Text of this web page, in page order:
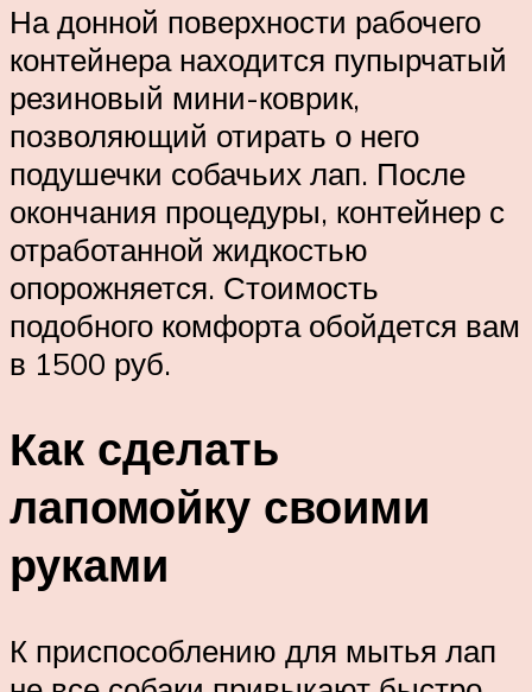
На донной поверхности рабочего
контейнера находится пупырчатый
резиновый мини-коврик,
позволяющий отирать о него
подушечки собачьих лап. После
окончания процедуры, контейнер с
отработанной жидкостью
опорожняется. Стоимость
подобного комфорта обойдется вам
в 1500 руб.
Как сделать
лапомойку своими
руками
К приспособлению для мытья лап